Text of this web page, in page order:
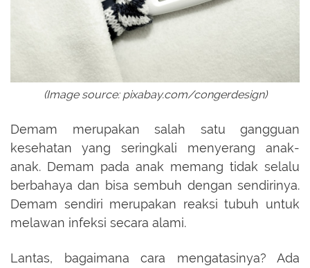
(Image source: pixabay.com/congerdesign)
Demam merupakan salah satu gangguan
kesehatan yang seringkali menyerang anak-
anak. Demam pada anak memang tidak selalu
berbahaya dan bisa sembuh dengan sendirinya.
Demam sendiri merupakan reaksi tubuh untuk
melawan infeksi secara alami.
Lantas, bagaimana cara mengatasinya? Ada